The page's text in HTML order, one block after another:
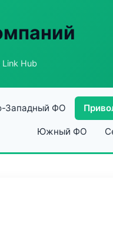
Link Hub
Западный ФО
Южный ФО